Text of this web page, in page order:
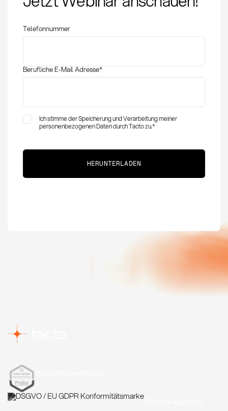
Telefonnummer
Berufliche E-Mail Adresse*
Ich stimme der Speicherung und Verarbeitung meiner
personenbezogenen Daten durch Tacto zu.*